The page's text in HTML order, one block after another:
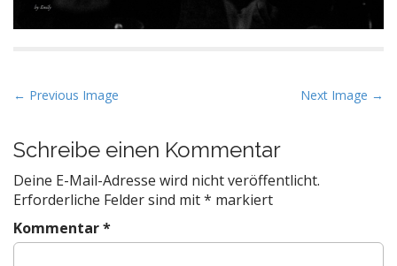
P
s
t
n
a
v
← Previous Image Next Image →
Schreibe einen Kommentar
Deine E-Mail-Adresse wird nicht veröffentlicht.
Erforderliche Felder sind mit* markiert
Kommentar*